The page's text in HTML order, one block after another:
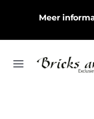
Meer
Toggle